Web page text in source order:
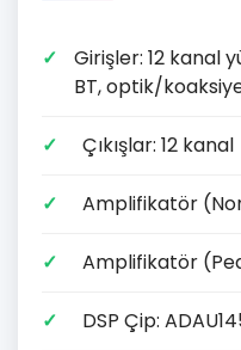
Girişler: 12 kanal
BT, optik/
Çıkışlar: 12 kanal
Amplifikatör
Amplifikatör
DSP Çip: